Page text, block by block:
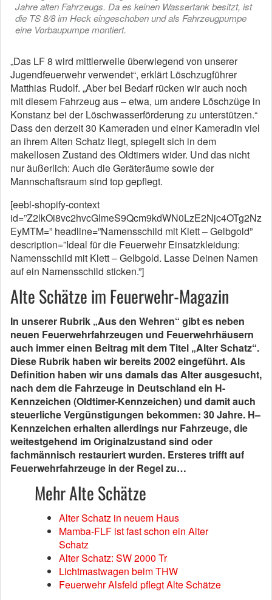
Jahre alten Fahrzeugs. Da es keinen Wassertank besitzt, ist
die TS 8/8 im Heck eingeschoben und als Fahrzeugpumpe
eine Vorbaupumpe montiert.
„Das LF 8 wird mittlerweile überwiegend von unserer
Jugendfeuerwehr verwendet“, erklärt Löschzugführer
Matthias Rudolf. „Aber bei Bedarf rücken wir auch noch
mit diesem Fahrzeug aus – etwa, um andere Löschzüge in
Konstanz bei der Löschwasserförderung zu unterstützen.“
Dass den derzeit 30 Kameraden und einer Kameradin viel
an ihrem Alten Schatz liegt, spiegelt sich in dem
makellosen Zustand des Oldtimers wider. Und das nicht
nur äußerlich: Auch die Geräteräume sowie der
Mannschaftsraum sind top gepflegt.
[eebl-shopify-context
id=”Z2lkOi8vc2hvcGlmeS9Qcm9kdWN0LzE2Njc4OTg2Nz
EyMTM=” headline=”Namensschild mit Klett – Gelbgold”
description=”Ideal für die Feuerwehr Einsatzkleidung:
Namensschild mit Klett – Gelbgold. Lasse Deinen Namen
auf ein Namensschild sticken.”]
Alte Schätze im Feuerwehr-Magazin
In unserer Rubrik „Aus den Wehren“ gibt es neben
neuen Feuerwehrfahrzeugen und Feuerwehrhäusern
auch immer einen Beitrag mit dem Titel „Alter Schatz“.
Diese Rubrik haben wir bereits 2002 eingeführt. Als
Definition haben wir uns damals das Alter ausgesucht,
nach dem die Fahrzeuge in Deutschland ein H-
Kennzeichen (Oldtimer-Kennzeichen) und damit auch
steuerliche Vergünstigungen bekommen: 30 Jahre. H–
Kennzeichen erhalten allerdings nur Fahrzeuge, die
weitestgehend im Originalzustand sind oder
fachmännisch restauriert wurden. Ersteres trifft auf
Feuerwehrfahrzeuge in der Regel zu…
Mehr Alte Schätze
Alter Schatz in neuem Haus
Mamba-FLF ist fast schon ein Alter
Schatz
Alter Schatz: SW 2000 Tr
Lichtmastwagen beim THW
Feuerwehr Alsfeld pflegt Alte Schätze